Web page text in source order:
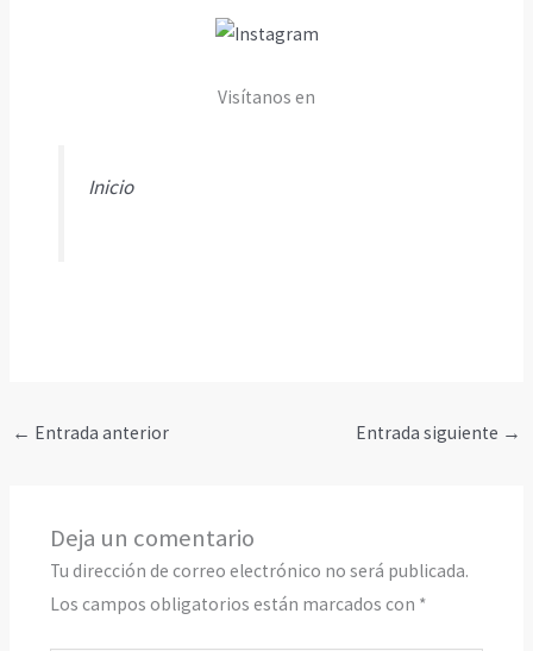
Visítanos en
Inicio
← Entrada anterior Entrada siguiente →
Deja un comentario
Tu dirección de correo electrónico no será publicada.
Los campos obligatorios están marcados con *